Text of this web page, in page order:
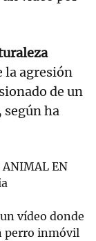
la agresión
de un
según ha
ANIMAL EN
vídeo donde
perro inmóvil